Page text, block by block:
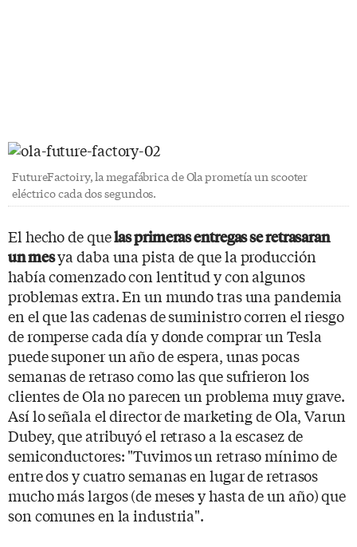
FutureFactoiry, la megafábrica de Ola prometía un scooter
eléctrico cada dos segundos.
El hecho de quelas primeras entregas se retrasaran
un mesya daba una pista de que la producción
había comenzado con lentitud y con algunos
problemas extra. En un mundo tras una pandemia
en el que las cadenas de suministro corren el riesgo
de romperse cada día y donde comprar un Tesla
puede suponer un año de espera, unas pocas
semanas de retraso como las que sufrieron los
clientes de Ola no parecen un problema muy grave.
Así lo señala el director de marketing de Ola, Varun
Dubey, que atribuyó el retraso a la escasez de
semiconductores: "Tuvimos un retraso mínimo de
entre dos y cuatro semanas en lugar de retrasos
mucho más largos (de meses y hasta de un año) que
son comunes en la industria".